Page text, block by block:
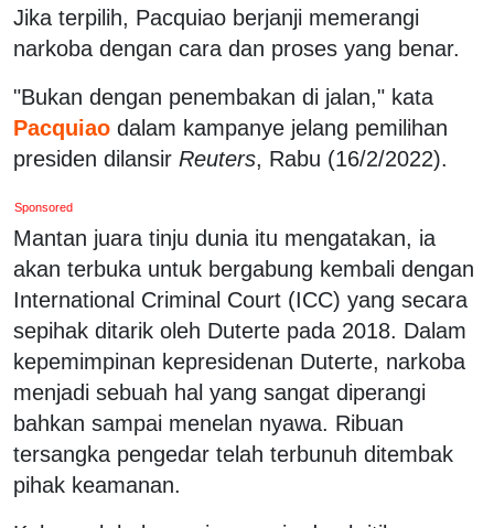
Jika terpilih, Pacquiao berjanji memerangi
narkoba dengan cara dan proses yang benar.
"Bukan dengan penembakan di jalan," kata
Pacquiao dalam kampanye jelang pemilihan
presiden dilansir Reuters, Rabu (16/2/2022).
Sponsored
Mantan juara tinju dunia itu mengatakan, ia
akan terbuka untuk bergabung kembali dengan
International Criminal Court (ICC) yang secara
sepihak ditarik oleh Duterte pada 2018. Dalam
kepemimpinan kepresidenan Duterte, narkoba
menjadi sebuah hal yang sangat diperangi
bahkan sampai menelan nyawa. Ribuan
tersangka pengedar telah terbunuh ditembak
pihak keamanan.